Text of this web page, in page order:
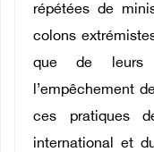
répétées de
colons
que de leurs
l’empêchement
ces pratiques
international et